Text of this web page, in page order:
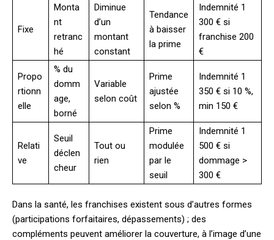
Fixe
Monta
nt
retranc
hé
Diminue
d’un
montant
constant
Tendance
à baisser
la prime
Indemnité 1
300 € si
franchise 200
€
Propo
rtionn
elle
% du
domm
age,
borné
Variable
selon coût
Prime
ajustée
selon %
Indemnité 1
350 € si 10 %,
min 150 €
Relati
ve
Seuil
déclen
cheur
Tout ou
rien
Prime
modulée
par le
seuil
Indemnité 1
500 € si
dommage >
300 €
Dans la santé, les franchises existent sous d’autres formes
(participations forfaitaires, dépassements) ; des
compléments peuvent améliorer la couverture, à l’image d’une